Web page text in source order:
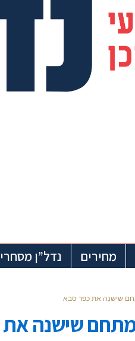
מחירים נדל”ן מסחרי